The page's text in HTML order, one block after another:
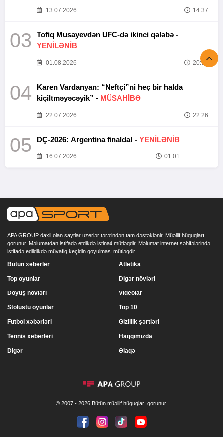
13.07.2026 14:37
03
Tofiq Musayevdən UFC-də ikinci qələbə -
YENİLƏNİB
01.08.2026 20:52
04
Karen Vardanyan: “Neftçi”ni heç bir halda
kiçiltməyəcəyik” - MÜSAHİBƏ
22.07.2026 22:26
05 DÇ-2026: Argentina finalda! - YENİLƏNİB
16.07.2026 01:01
APA GROUP daxil olan saytlar uzerlər tərəfindən tam dəstəklənir. Müəllif hüquqları
qorunur. Məlumatdan istifadə etdikdə istinad mütləqdir. Məlumat internet səhifələrində
istifadə edildikdə müvafiq keçidin qoyulması mütləqdir.
Bütün xəbərlər
Top oyunlar
Döyüş növləri
Stolüstü oyunlar
Atletika
Digər növləri
Videolar
Top 10
Futbol xəbərləri
Tennis xəbərləri
Digər
Gizlilik şərtləri
Haqqımızda
Əlaqə
© 2007 - 2026 Bütün müəllif hüquqları qorunur.